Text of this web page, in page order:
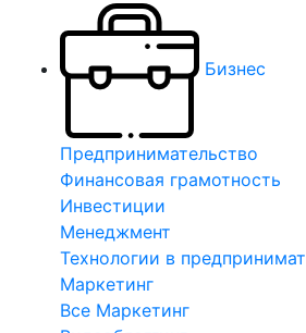
Бизнес
Предпринимательство
Финансовая грамотность
Инвестиции
Менеджмент
Технологии в
Маркетинг
Все Маркетинг